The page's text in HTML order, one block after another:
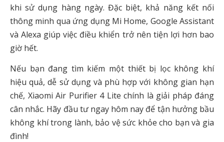
khi sử dụng hàng ngày. Đặc biệt, khả năng kết nối
thông minh qua ứng dụng Mi Home, Google Assistant
và Alexa giúp việc điều khiển trở nên tiện lợi hơn bao
giờ hết.
Nếu bạn đang tìm kiếm một thiết bị lọc không khí
hiệu quả, dễ sử dụng và phù hợp với không gian hạn
chế, Xiaomi Air Purifier 4 Lite chính là giải pháp đáng
cân nhắc. Hãy đầu tư ngay hôm nay để tận hưởng bầu
không khí trong lành, bảo vệ sức khỏe cho bạn và gia
đình!